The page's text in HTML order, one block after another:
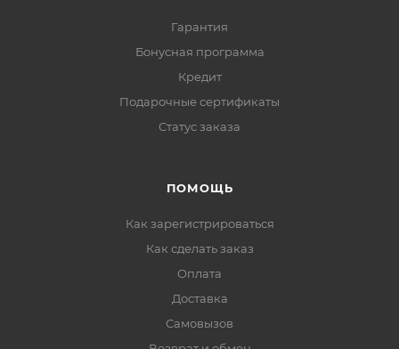
Гарантия
Бонусная программа
Кредит
Подарочные сертификаты
Статус заказа
ПОМОЩЬ
Как зарегистрироваться
Как сделать заказ
Оплата
Доставка
Самовызов